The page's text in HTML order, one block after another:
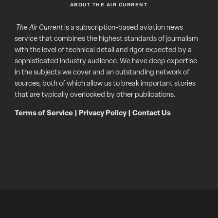
ABOUT THE AIR CURRENT
The Air Currentis a subscription-based aviation news
service that combines the highest standards of journalism
with the level of technical detail and rigor expected by a
sophisticated industry audience. We have deep expertise
in the subjects we cover and an outstanding network of
sources, both of which allow us to break important stories
that are typically overlooked by other publications.
Terms of Service Privacy Policy| Contact Us